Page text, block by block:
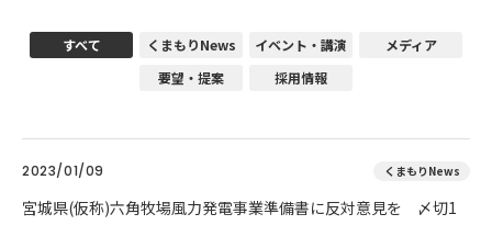
すべて くまもりNews イベント・講演
メディア
要望・提案
採用情報
2023/01/09 くまもりNews
宮城県(仮称)六角牧場風力発電事業準備書に反対意見を 〆切1